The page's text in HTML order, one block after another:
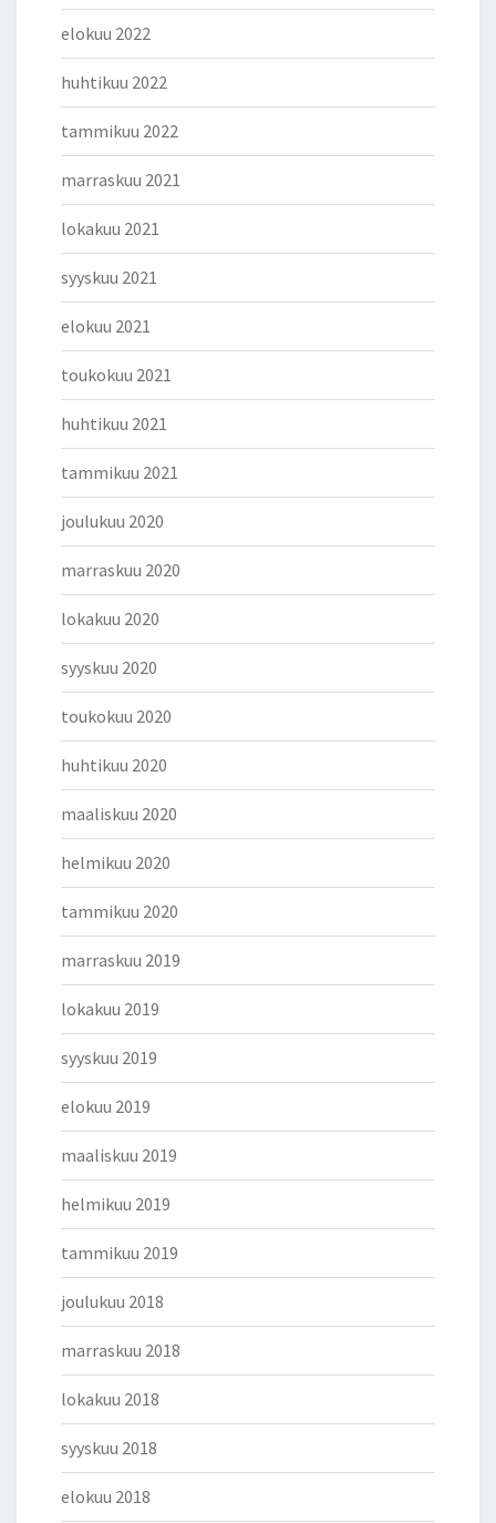
elokuu 2022
huhtikuu 2022
tammikuu 2022
marraskuu 2021
lokakuu 2021
syyskuu 2021
elokuu 2021
toukokuu 2021
huhtikuu 2021
tammikuu 2021
joulukuu 2020
marraskuu 2020
lokakuu 2020
syyskuu 2020
toukokuu 2020
huhtikuu 2020
maaliskuu 2020
helmikuu 2020
tammikuu 2020
marraskuu 2019
lokakuu 2019
syyskuu 2019
elokuu 2019
maaliskuu 2019
helmikuu 2019
tammikuu 2019
joulukuu 2018
marraskuu 2018
lokakuu 2018
syyskuu 2018
elokuu 2018